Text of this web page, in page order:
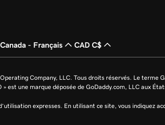
Canada - Français CAD C$
Company, LLC. Tous droits réservés. Le terme
» est une marque déposée de GoDaddy.com, LLC aux
expresses. En utilisant ce site, vous indiquez